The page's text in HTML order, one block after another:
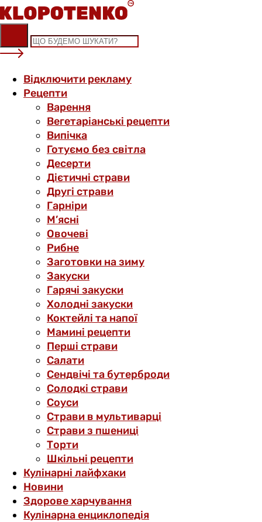
Skip
to
content
Відключити рекламу
Рецепти
Варення
Вегетаріанські рецепти
Випічка
Готуємо без світла
Десерти
Дієтичні страви
Другі страви
Гарніри
М’ясні
Овочеві
Рибне
Заготовки на зиму
Закуски
Гарячі закуски
Холодні закуски
Коктейлі та напої
Мамині рецепти
Перші страви
Салати
Сендвічі та бутерброди
Солодкі страви
Соуси
Страви в мультиварці
Страви з пшениці
Торти
Шкільні рецепти
Кулінарні лайфхаки
Новини
Здорове харчування
Кулінарна енциклопедія